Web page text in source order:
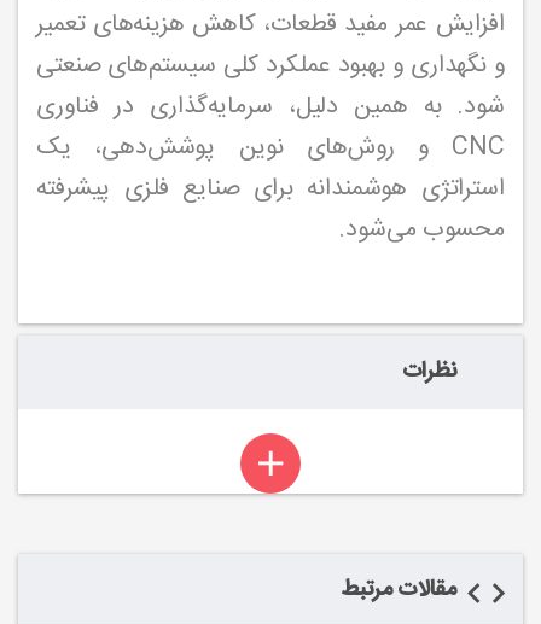
افزایش عمر مفید قطعات، کاهش هزینه‌های تعمیر
و نگهداری و بهبود عملکرد کلی سیستم‌های صنعتی
شود. به همین دلیل، سرمایه‌گذاری در فناوری
CNC و روش‌های نوین پوشش‌دهی، یک
استراتژی هوشمندانه برای صنایع فلزی پیشرفته
محسوب می‌شود.
نظرات
مقالات مرتبط